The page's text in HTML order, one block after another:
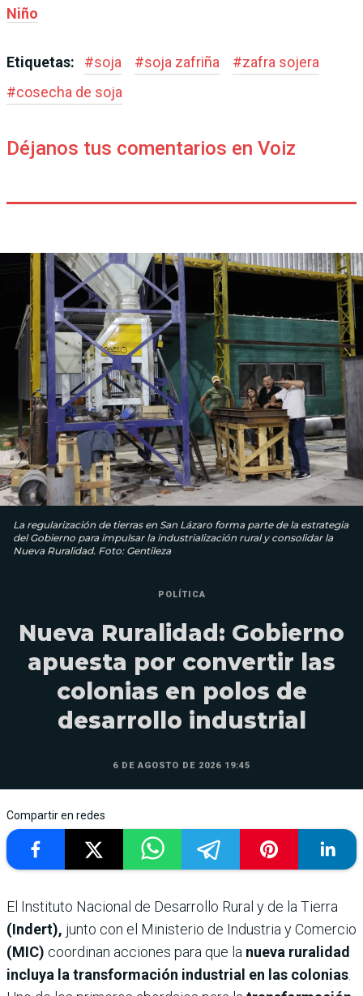
Niño
Etiquetas: #soja #soja zafriña #zafra sojera
#cosecha de soja
Déjanos tus comentarios en Voiz
La regularización de tierras en San Lázaro forma parte de la estrategia
del Gobierno para impulsar la industrialización rural y consolidar la
Nueva Ruralidad. Foto: Gentileza
POLÍTICA
Nueva Ruralidad: Gobierno
apuesta por convertir las
colonias en polos de
desarrollo industrial
6 DE AGOSTO DE 2026 19:45
Compartir en redes
El Instituto Nacional de Desarrollo Rural y de la Tierra
(Indert), junto con el Ministerio de Industria y Comercio
(MIC) coordinan acciones para que la nueva ruralidad
incluya la transformación industrial en las colonias.